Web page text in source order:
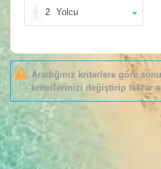
2 Yolcu
Aradığınız kriterlere göre
kriterlerinizi değiştirip tekrar